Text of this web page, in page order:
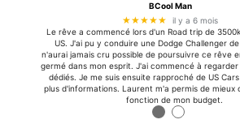
BCool Man
★★★★★
il y a 6 mois
Le rêve a commencé lors d'un Road trip de
US. J'ai pu y conduire une Dodge Challenger
n'aurai jamais cru possible de poursuivre ce rêve
germé dans mon esprit. J'ai commencé à
dédiés. Je me suis ensuite rapproché de US
plus d'informations. Laurent m'a permis de mieux
fonction de mon budget.
● ●